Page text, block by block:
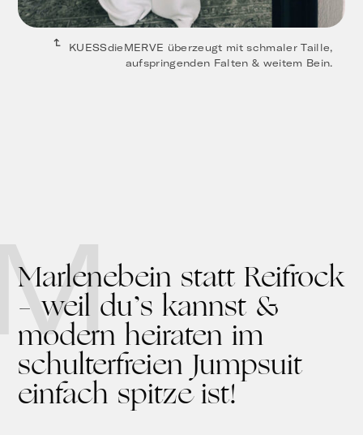
KUESSdieMERVE überzeugt mit schmaler Taille,
aufspringenden Falten & weitem Bein.
Marlenebein statt Reifrock
– weil du’s kannst &
modern heiraten im
schulterfreien Jumpsuit
einfach spitze ist!